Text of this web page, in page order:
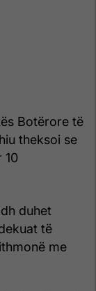
Botërore të
theksoi se
10
duhet
të
me